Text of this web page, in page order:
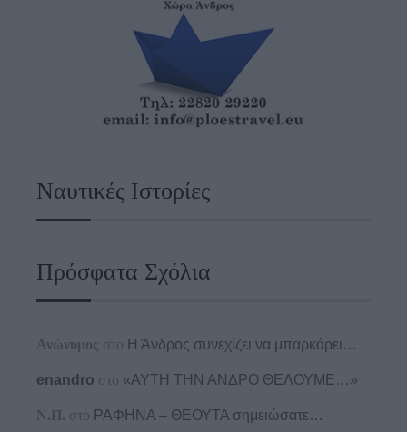
Ναυτικές Ιστορίες
Πρόσφατα Σχόλια
Ανώνυμος στο Η Άνδρος συνεχίζει να μπαρκάρει…
enandro στο «ΑΥΤΗ ΤΗΝ ΑΝΔΡΟ ΘΕΛΟΥΜΕ…»
Ν.Π. στο ΡΑΦΗΝΑ – ΘΕΟΥΤΑ σημειώσατε…